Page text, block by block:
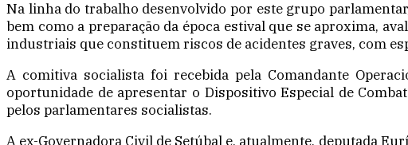
Na linha do trabalho desenvolvido por este grupo
bem como a preparação da época estival que se aproxima,
industriais que constituem riscos de acidentes graves, com
A comitiva socialista foi recebida pela Comandante
oportunidade de apresentar o Dispositivo Especial de
pelos parlamentares socialistas.
A ex-Governadora Civil de Setúbal e, atualmente, deputada